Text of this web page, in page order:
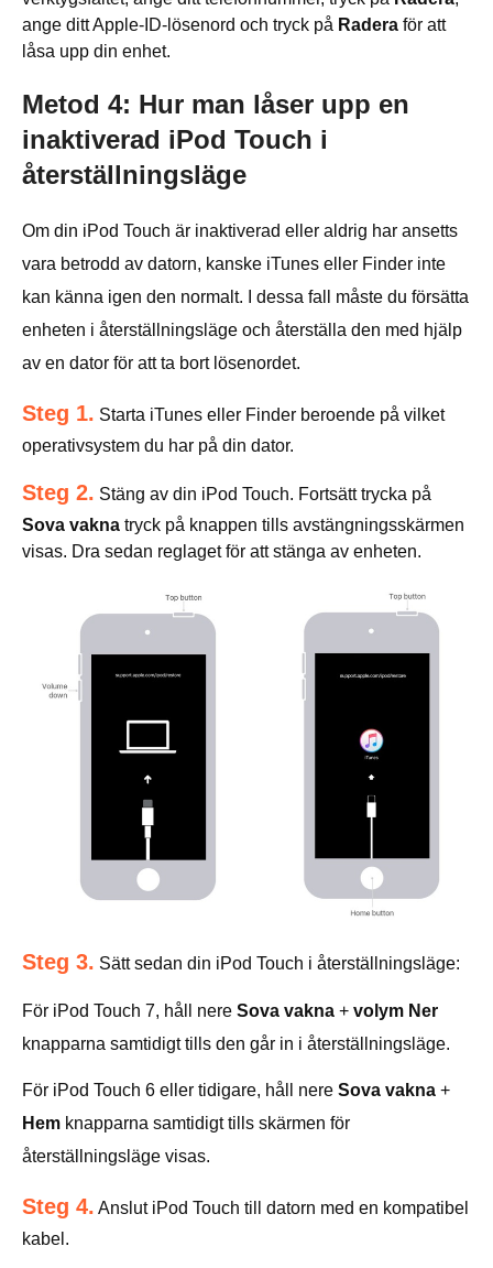
ange ditt Apple-ID-lösenord och tryck på Radera för att
låsa upp din enhet.
Metod 4: Hur man låser upp en
inaktiverad iPod Touch i
återställningsläge
Om din iPod Touch är inaktiverad eller aldrig har ansetts
vara betrodd av datorn, kanske iTunes eller Finder inte
kan känna igen den normalt. I dessa fall måste du försätta
enheten i återställningsläge och återställa den med hjälp
av en dator för att ta bort lösenordet.
Steg 1. Starta iTunes eller Finder beroende på vilket
operativsystem du har på din dator.
Steg 2. Stäng av din iPod Touch. Fortsätt trycka på
Sova vakna tryck på knappen tills avstängningsskärmen
visas. Dra sedan reglaget för att stänga av enheten.
Steg 3. Sätt sedan din iPod Touch i återställningsläge:
För iPod Touch 7, håll nere Sova vakna + volym Ner
knapparna samtidigt tills den går in i återställningsläge.
För iPod Touch 6 eller tidigare, håll nere Sova vakna +
Hem knapparna samtidigt tills skärmen för
återställningsläge visas.
Steg 4. Anslut iPod Touch till datorn med en kompatibel
kabel.